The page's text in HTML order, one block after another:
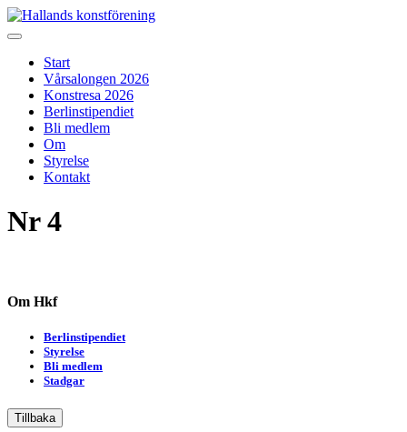
Skip
to
Start
Vårsalongen 2026
Konstresa 2026
Berlinstipendiet
Bli medlem
Om
Styrelse
Kontakt
Nr 4
Om Hkf
Berlinstipendiet
Styrelse
Bli medlem
Stadgar
Tillbaka